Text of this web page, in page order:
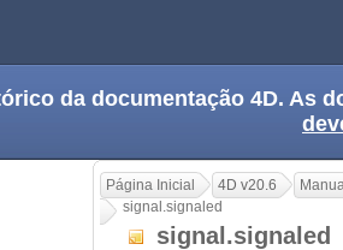
da documentação 4D. As
Página Inicial 4D v20.6
signal.signaled
signal.signaled